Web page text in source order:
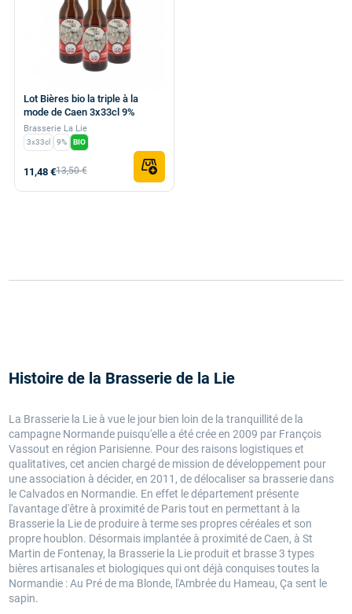
Lot Bières bio la triple à la
mode de Caen 3x33cl 9%
Brasserie La Lie
3x33cl 9% BIO
11,48 €13,50 €
Histoire de la Brasserie de la Lie
La Brasserie la Lie à vue le jour bien loin de la tranquillité de la
campagne Normande puisqu'elle a été crée en 2009 par François
Vassout en région Parisienne. Pour des raisons logistiques et
qualitatives, cet ancien chargé de mission de développement pour
une association à décider, en 2011, de délocaliser sa brasserie dans
le Calvados en Normandie. En effet le département présente
l'avantage d'être à proximité de Paris tout en permettant à la
Brasserie la Lie de produire à terme ses propres céréales et son
propre houblon. Désormais implantée à proximité de Caen, à St
Martin de Fontenay, la Brasserie la Lie produit et brasse 3 types
bières artisanales et biologiques qui ont déjà conquises toutes la
Normandie : Au Pré de ma Blonde, l'Ambrée du Hameau, Ça sent le
sapin.